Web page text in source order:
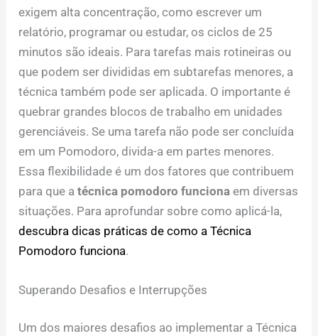
exigem alta concentração, como escrever um
relatório, programar ou estudar, os ciclos de 25
minutos são ideais. Para tarefas mais rotineiras ou
que podem ser divididas em subtarefas menores, a
técnica também pode ser aplicada. O importante é
quebrar grandes blocos de trabalho em unidades
gerenciáveis. Se uma tarefa não pode ser concluída
em um Pomodoro, divida-a em partes menores.
Essa flexibilidade é um dos fatores que contribuem
para que atécnica pomodoro funciona em diversas
situações. Para aprofundar sobre como aplicá-la,
descubra dicas práticas de como a Técnica
Pomodoro funciona.
Superando Desafios e Interrupções
Um dos maiores desafios ao implementar a Técnica